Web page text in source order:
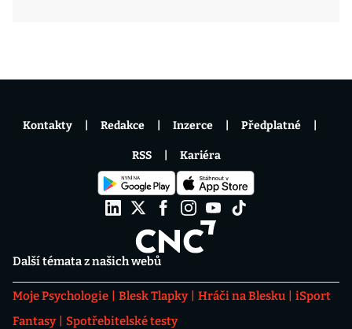
Další témata z našich webů
Moje Psychologie Blesk Tlapky Hráči na Blesku
iSport
Fantasy
Spotřebitelské testy
Kontakty Redakce Inzerce Předplatné
RSS Kariéra